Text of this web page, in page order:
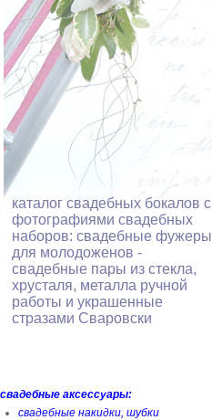
каталог свадебных бокалов с
фотографиями свадебных
наборов: свадебные фужеры
для молодоженов -
свадебные пары из стекла,
хрусталя, металла ручной
работы и украшенные
стразами Сваровски
свадебные аксессуары:
свадебные накидки, шубки